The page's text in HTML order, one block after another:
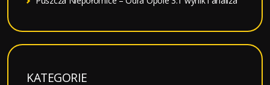
KATEGORIE